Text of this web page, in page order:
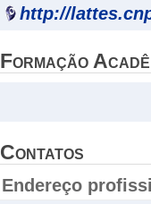
http://
Formação
Contatos
Endereço